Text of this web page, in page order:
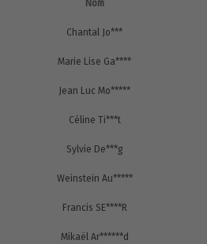
Nom
Chantal Jo***
Marie Lise Ga****
Jean Luc Mo*****
Céline Ti***t
Sylvie De***g
Weinstein Au*****
Francis SE****R
Mikaël Ar******d